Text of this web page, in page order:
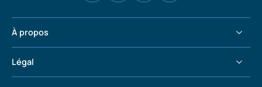
À propos
Légal